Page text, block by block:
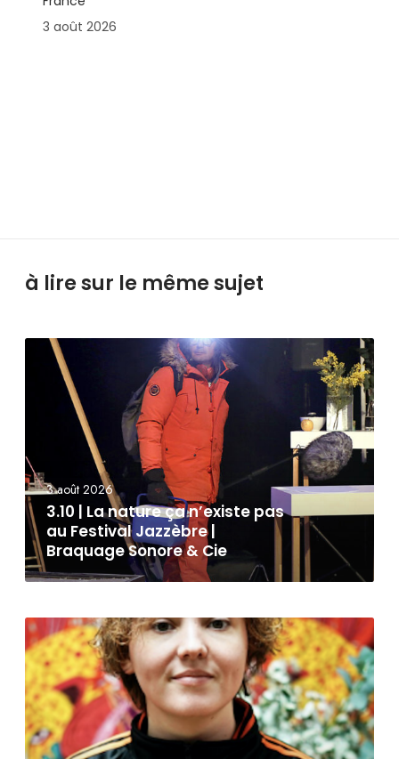
3 août 2026
à lire sur le même sujet
3 août 2026
3.10 | La nature ça n’existe pas
au Festival Jazzèbre |
Braquage Sonore & Cie